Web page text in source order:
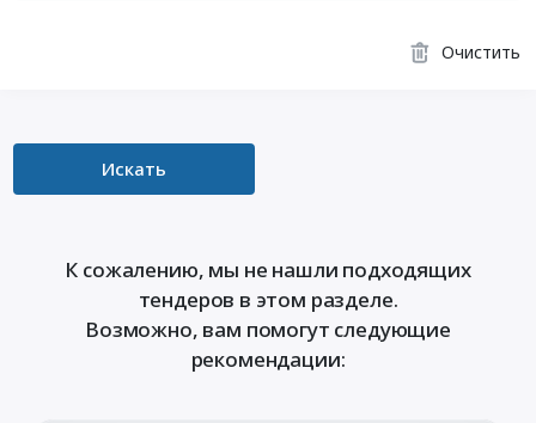
Очистить
Искать
К сожалению, мы не нашли подходящих
тендеров в этом разделе.
Возможно, вам помогут следующие
рекомендации: